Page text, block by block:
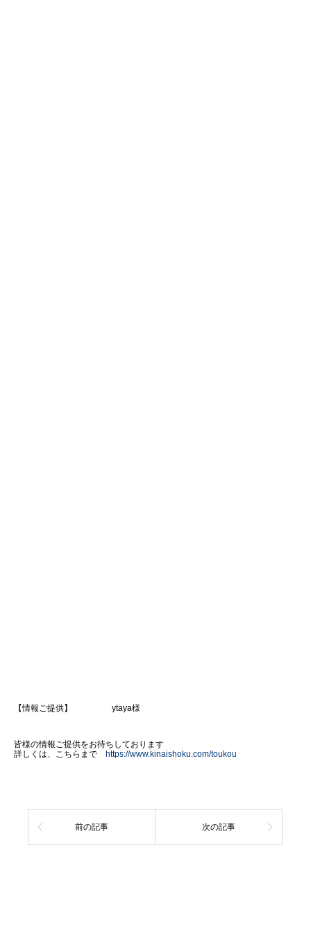
【情報ご提供】 ytaya​様
皆様の情報ご提供をお待ちしております
詳しくは、こちらまで https://www.kinaishoku.com/toukou
前の記事 次の記事